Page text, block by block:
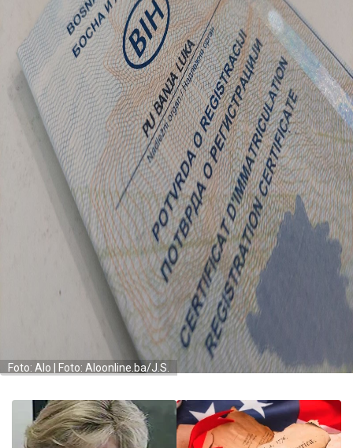
Foto: Alo | Foto: Aloonline.ba/J.S.